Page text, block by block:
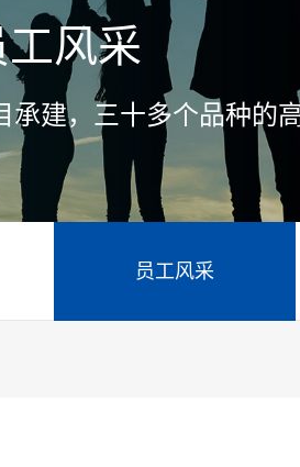
风采
建，三十多个品种的
员工风采